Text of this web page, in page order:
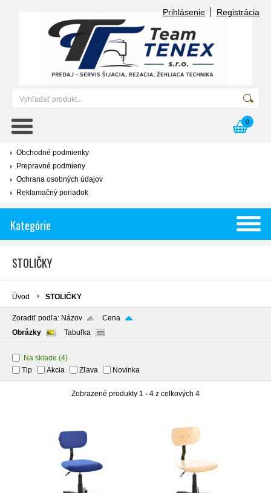
Prihlásenie Registrácia
0
Obchodné podmienky
Prepravné podmieny
Ochrana osobných údajov
Reklamačný poriadok
Kategórie
STOLIČKY
Úvod STOLIČKY
Zoradiť podľa: Názov
Cena
Obrázky
Tabuľka
Na sklade (4)
Tip
Akcia Zľava Novinka
Zobrazené produkty 1 - 4 z celkových 4